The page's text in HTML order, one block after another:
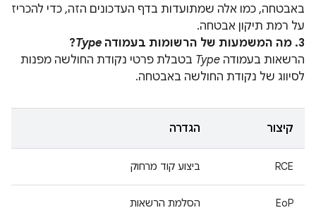
באבטחה, כמו אלה שמתועדות בדף העדכונים הזה, כדי להכריז
על רמת תיקון אבטחה.
3. מה המשמעות של הרשומות בעמודה
Type
?
הרשאות בעמודה Type בטבלת פרטי נקודת החולשה מפנות
לסיווג של נקודת החולשה באבטחה.
קיצור הגדרה
RCE ביצוע קוד מרחוק
EoP הסלמת הרשאות